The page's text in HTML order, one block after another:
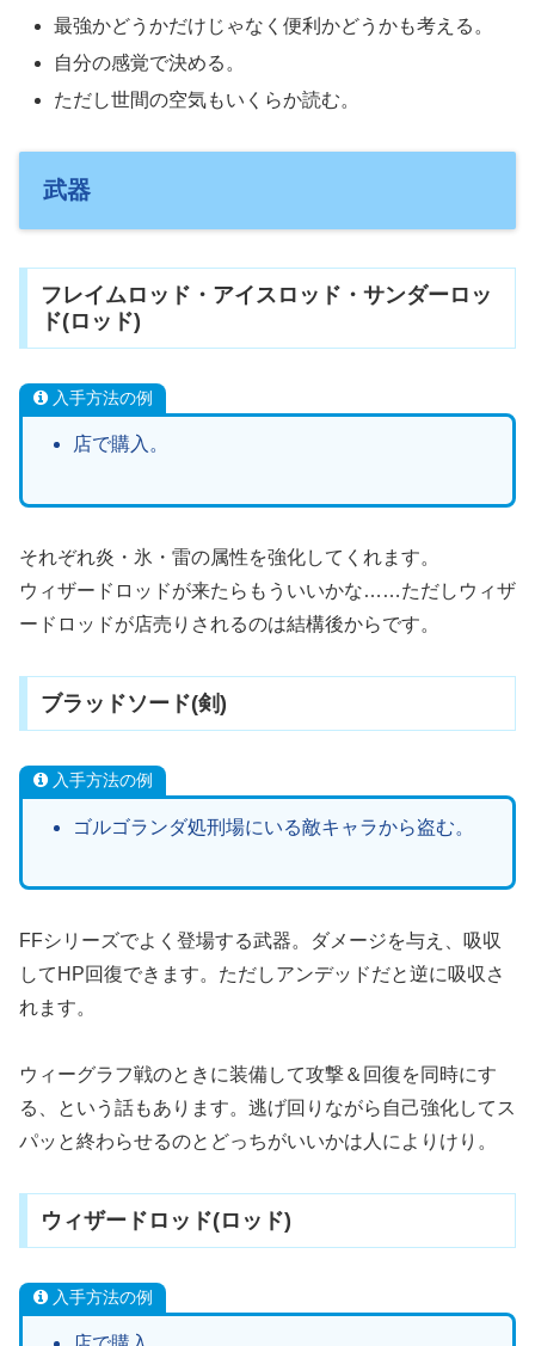
最強かどうかだけじゃなく便利かどうかも考える。
自分の感覚で決める。
ただし世間の空気もいくらか読む。
武器
フレイムロッド・アイスロッド・サンダーロッ
ド(ロッド)
入手方法の例
店で購入。
それぞれ炎・氷・雷の属性を強化してくれます。
ウィザードロッドが来たらもういいかな……ただしウィザ
ードロッドが店売りされるのは結構後からです。
ブラッドソード(剣)
入手方法の例
ゴルゴランダ処刑場にいる敵キャラから盗む。
FFシリーズでよく登場する武器。ダメージを与え、吸収
してHP回復できます。ただしアンデッドだと逆に吸収さ
れます。
ウィーグラフ戦のときに装備して攻撃＆回復を同時にす
る、という話もあります。逃げ回りながら自己強化してス
パッと終わらせるのとどっちがいいかは人によりけり。
ウィザードロッド(ロッド)
入手方法の例